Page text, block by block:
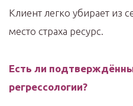
Клиент легко убирает из
место страха ресурс.
Есть ли
регрессологии?